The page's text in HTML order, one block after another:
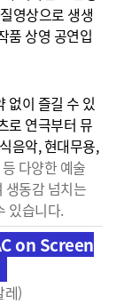
영상으로 생생
품 상영 공연입
없이 즐길 수 있
로 연극부터 뮤
음악, 현대무용,
다양한 예술
생동감 넘치는
있습니다.
on Screen
레)